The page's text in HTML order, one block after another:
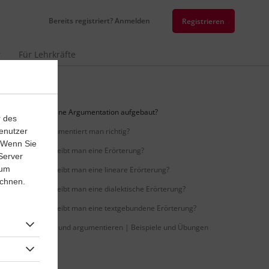
Bereits registriert? Anmelden Registrieren
Für Lehrkräfte
Wie ist eine Argumentation aufgebaut?
Wie argumentiert man richtig?
Wie schreibt man eine Erörterung?
Wie schreibt man eine lineare Erörterung?
Wie schreibt man eine dialektische Erörterung?
Wie schreibt man eine textgebundene Erörterung?
Erörtern und argumentieren | Beispiele und Übungen
des
Sie